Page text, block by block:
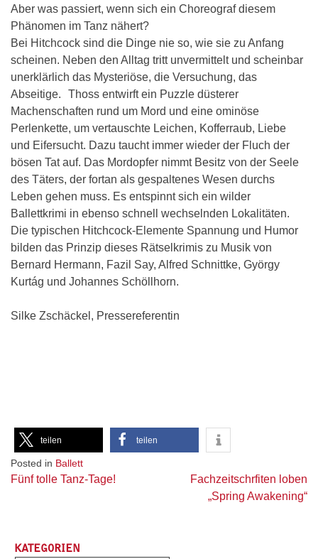
Aber was passiert, wenn sich ein Choreograf diesem
Phänomen im Tanz nähert?
Bei Hitchcock sind die Dinge nie so, wie sie zu Anfang
scheinen. Neben den Alltag tritt unvermittelt und scheinbar
unerklärlich das Mysteriöse, die Versuchung, das
Abseitige. Thoss entwirft ein Puzzle düsterer
Machenschaften rund um Mord und eine ominöse
Perlenkette, um vertauschte Leichen, Kofferraub, Liebe
und Eifersucht. Dazu taucht immer wieder der Fluch der
bösen Tat auf. Das Mordopfer nimmt Besitz von der Seele
des Täters, der fortan als gespaltenes Wesen durchs
Leben gehen muss. Es entspinnt sich ein wilder
Ballettkrimi in ebenso schnell wechselnden Lokalitäten.
Die typischen Hitchcock-Elemente Spannung und Humor
bilden das Prinzip dieses Rätselkrimis zu Musik von
Bernard Hermann, Fazil Say, Alfred Schnittke, György
Kurtág und Johannes Schöllhorn.
Silke Zschäckel, Pressereferentin
teilen teilen
Posted in Ballett
Beitragsnavigation
Fünf tolle Tanz-Tage!
Fachzeitschrfiten loben
„Spring Awakening“
KATEGORIEN